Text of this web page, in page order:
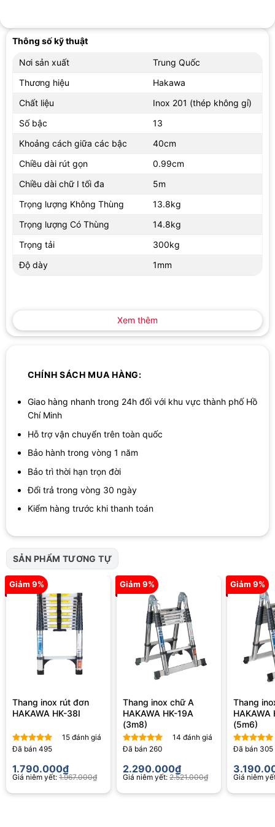
Thông số kỹ thuật
Nơi sản xuất
Trung Quốc
Thương hiệu
Hakawa
Chất liệu
Inox 201 (thép không gỉ)
Số bậc
13
Khoảng cách giữa các bậc
40cm
Chiều dài rút gọn
0.99cm
Chiều dài chữ I tối đa
5m
Trọng lượng Không Thùng
13.8kg
Trọng lượng Có Thùng
14.8kg
Trọng tải
300kg
Độ dày
1mm
Xem thêm
CHÍNH SÁCH MUA HÀNG:
Giao hàng nhanh trong 24h đối với khu vực thành phố Hồ
Chí Minh
Hỗ trợ vận chuyển trên toàn quốc
Bảo hành trong vòng 1 năm
Bảo trì thời hạn trọn đời
Đổi trả trong vòng 30 ngày
Kiểm hàng trước khi thanh toán
SẢN PHẨM TƯƠNG TỰ
Giảm 9%
Thang inox rút đơn
HAKAWA HK-38I
Được xếp
5 sao
15đánh giá
Đã bán 495
1.790.000₫
Giá niêm yết: 1.967.000₫
Giảm 9%
Thang inox chữ A
HAKAWA HK-19A
(3m8)
Được xếp
5 sao
14 đánh giá
Đã bán 260
2.290.000₫
Giá niêm yết: 2.521.000₫
Giảm 9%
Thang
HAKAWA
(5m6)
Được xếp
5 sao
Đã bán 305
Giá niêm